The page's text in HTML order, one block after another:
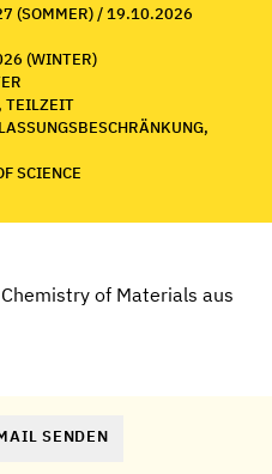
(SOMMER) / 19.10.2026
(WINTER)
TEILZEIT
SCIENCE
of Materials aus
SENDEN